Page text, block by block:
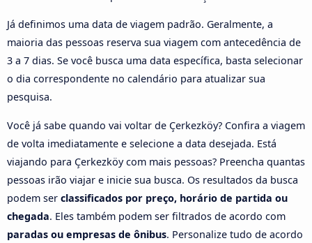
Já definimos uma data de viagem padrão. Geralmente, a
maioria das pessoas reserva sua viagem com antecedência de
3 a 7 dias. Se você busca uma data específica, basta selecionar
o dia correspondente no calendário para atualizar sua
pesquisa.
Você já sabe quando vai voltar de Çerkezköy? Confira a viagem
de volta imediatamente e selecione a data desejada. Está
viajando para Çerkezköy com mais pessoas? Preencha quantas
pessoas irão viajar e inicie sua busca. Os resultados da busca
podem ser classificados por preço, horário de partida ou
chegada. Eles também podem ser filtrados de acordo com
paradas ou empresas de ônibus. Personalize tudo de acordo